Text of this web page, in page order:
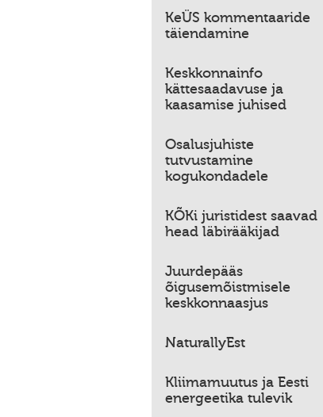
KeÜS kommentaaride
täiendamine
Keskkonnainfo
kättesaadavuse ja
kaasamise juhised
Osalusjuhiste
tutvustamine
kogukondadele
KÕKi juristidest saavad
head läbirääkijad
Juurdepääs
õigusemõistmisele
keskkonnaasjus
NaturallyEst
Kliimamuutus ja Eesti
energeetika tulevik